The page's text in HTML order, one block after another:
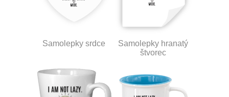
Samolepky srdce
Samolepky hranatý
štvorec